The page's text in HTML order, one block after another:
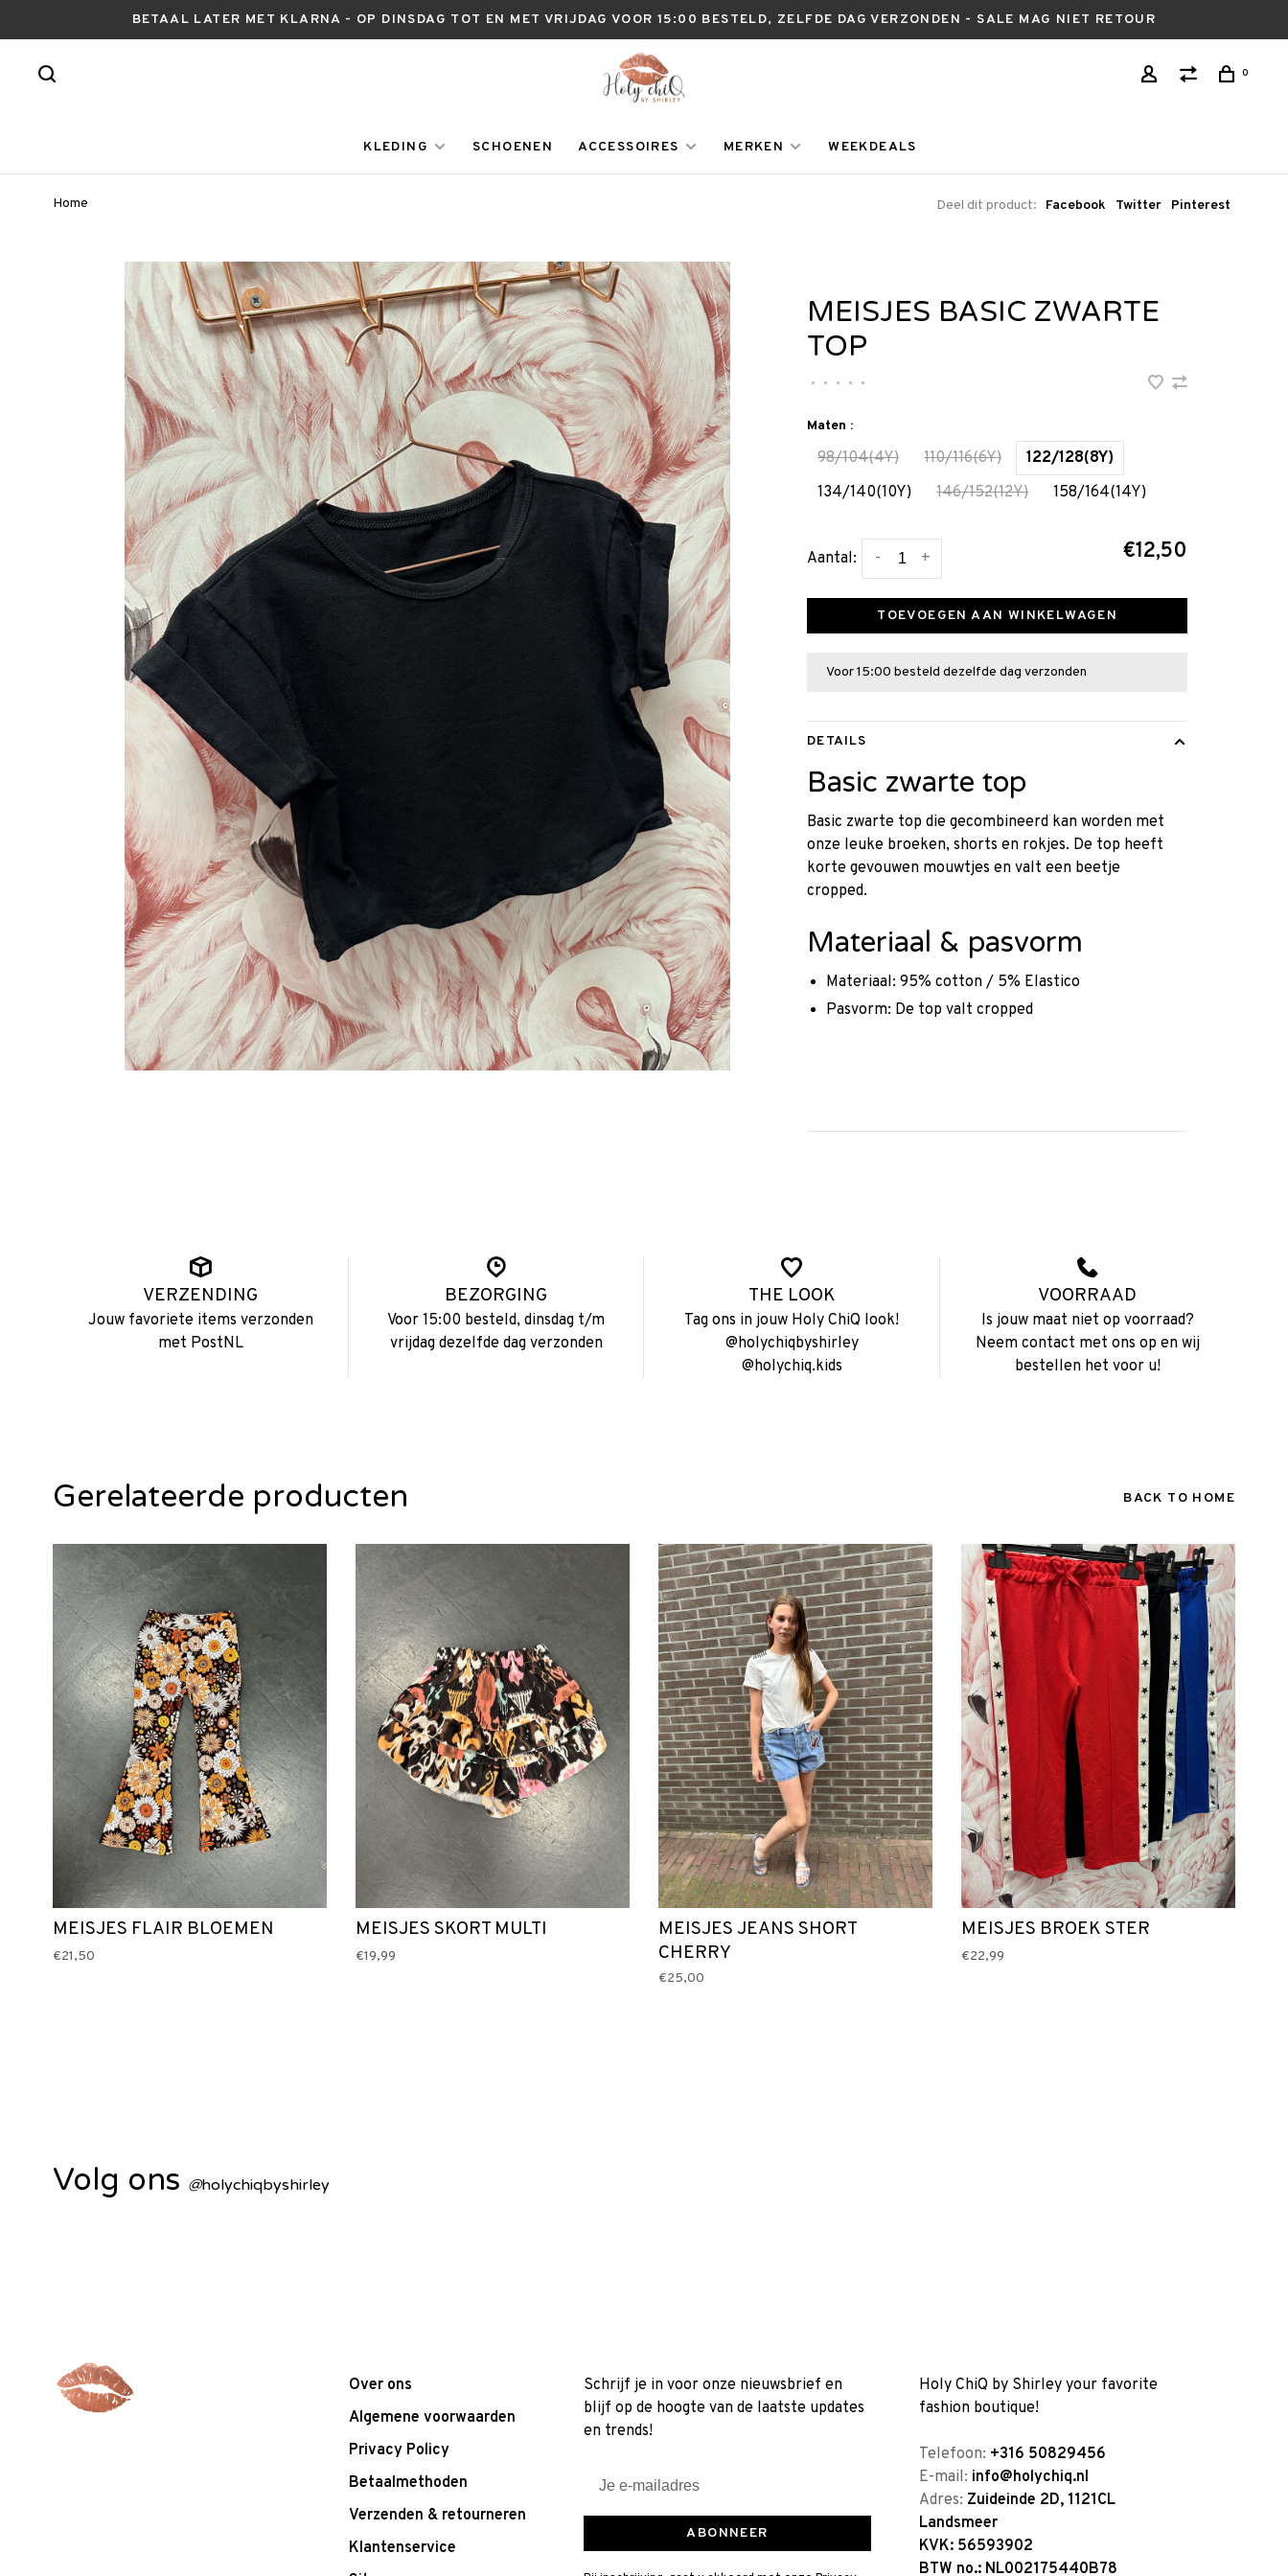
BETAAL LATER MET KLARNA - OP DINSDAG TOT EN MET VRIJDAG VOOR 15:00 BESTELD, ZELFDE DAG VERZONDEN - SALE MAG NIET RETOUR
0
KLEDING SCHOENEN ACCESSOIRES MERKEN WEEKDEALS
Home Deel dit product: Facebook Twitter Pinterest
MEISJES BASIC ZWARTE
TOP
• • • • •
Maten :
98/104(4Y) 110/116(6Y)
122/128(8Y)
134/140(10Y)
146/152(12Y) 158/164(14Y)
Aantal: +
- €12,50
TOEVOEGEN AAN WINKELWAGEN
Voor 15:00 besteld dezelfde dag verzonden
DETAILS
Basic zwarte top
Basic zwarte top die gecombineerd kan worden met
onze leuke broeken, shorts en rokjes. De top heeft
korte gevouwen mouwtjes en valt een beetje
cropped.
Materiaal & pasvorm
Materiaal: 95% cotton / 5% Elastico
Pasvorm: De top valt cropped
VERZENDING
Jouw favoriete items verzonden
met PostNL
BEZORGING
Voor 15:00 besteld, dinsdag t/m
vrijdag dezelfde dag verzonden
THE LOOK
Tag ons in jouw Holy ChiQ look!
@holychiqbyshirley
@holychiq.kids
VOORRAAD
Is jouw maat niet op voorraad?
Neem contact met ons op en wij
bestellen het voor u!
Gerelateerde producten BACK TO HOME
MEISJES FLAIR BLOEMEN
€21,50
MEISJES SKORT MULTI
€19,99
MEISJES JEANS SHORT
CHERRY
€25,00
MEISJES BROEK STER
€22,99
Volg ons @holychiqbyshirley
Over ons
Algemene voorwaarden
Privacy Policy
Betaalmethoden
Verzenden & retourneren
Klantenservice
Schrijf je in voor onze nieuwsbrief en
blijf op de hoogte van de laatste updates
en trends!
ABONNEER
Holy ChiQ by Shirley your favorite
fashion boutique!
Telefoon: +316 50829456
E-mail: info@holychiq.nl
Adres: Zuideinde 2D, 1121CL
Landsmeer
KVK: 56593902
BTW no.: NL002175440B78